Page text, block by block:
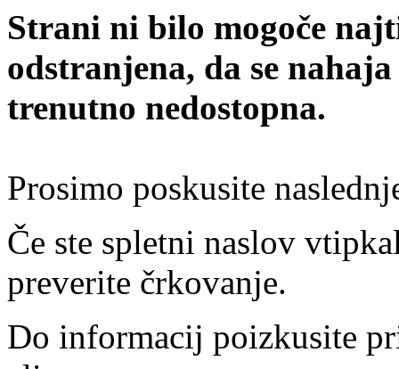
Strani ni bilo mogoče
odstranjena, da se
trenutno nedostopna.
Prosimo poskusite
Če ste spletni naslov
preverite črkovanje.
Do informacij poizkusite